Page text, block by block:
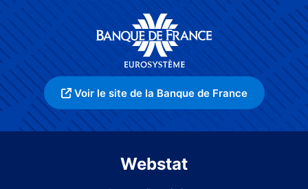
Voir le site de la Banque de France
Webstat